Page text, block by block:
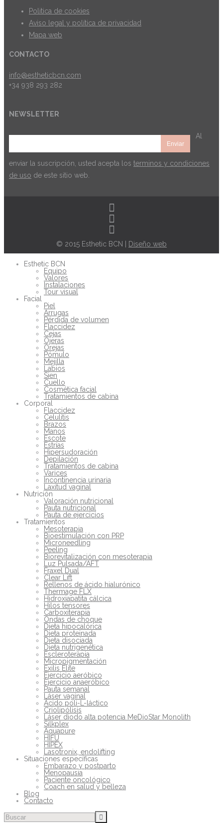
Politica de cookies
Aviso legal y política de privacidad
Mapa web
CONTACTO
info@estheticbcn.com
+34 938 293 282
NEWSLETTER
Al
enviar la suscripción, usted acepta los terminos y condiciones
de uso de este sitio web.
© 2015 Esthetic BCN | Diseño web
Esthetic BCN
Equipo
Valores
Instalaciones
Tour visual
Facial
Piel
Arrugas
Pérdida de volumen
Flaccidez
Cejas
Ojeras
Orejas
Pómulo
Mejilla
Labios
Sien
Cuello
Cosmética facial
Tratamientos de cabina
Corporal
Flaccidez
Celulitis
Brazos
Manos
Escote
Estrías
Hipersudoración
Depilación
Tratamientos de cabina
Varices
Incontinencia urinaria
Laxitud vaginal
Nutrición
Valoración nutricional
Pauta nutricional
Pauta de ejercicios
Tratamientos
Mesoterapia
Bioestimulación con PRP
Microneedling
Peeling
Biorevitalización con mesoterapia
Luz Pulsada/AFT
Fraxel Dual
Clear Lift
Rellenos de ácido hialurónico
Thermage FLX
Hidroxiapatita cálcica
Hilos tensores
Carboxiterapia
Ondas de choque
Dieta hipocalórica
Dieta proteinada
Dieta disociada
Dieta nutrigenética
Escleroterapia
Micropigmentación
Exilis Elite
Ejercicio aeróbico
Ejercicio anaeróbico
Pauta semanal
Láser vaginal
Ácido poli-L-láctico
Criolipólisis
Láser diodo alta potencia MeDioStar Monolith
Silkplex
Aquapure
HIFU
HIPEX
Lasotronix, endolifting
Situaciones específicas
Embarazo y postparto
Menopausia
Paciente oncológico
Coach en salud y belleza
Blog
Contacto